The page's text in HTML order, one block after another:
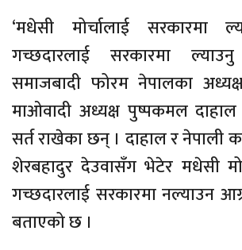
‘मधेसी मोर्चालाई सरकारमा
गच्छदारलाई सरकारमा
समाजबादी फोरम नेपालका
माओवादी अध्यक्ष पुष्पकमल
सर्त राखेका छन् । दाहाल र नेपाली
शेरबहादुर देउवासँग भेटेर मधेसी
गच्छदारलाई सरकारमा नल्याउन
बताएको छ ।